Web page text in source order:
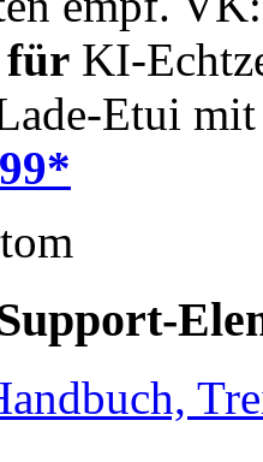
für KI-
Etui